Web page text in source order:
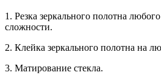
1. Резка зеркального полотна
сложности.
2. Клейка зеркального полотна на
3. Матирование стекла.